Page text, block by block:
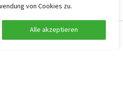
von Cookies zu.
Alle akzeptieren
Filter anzeigen